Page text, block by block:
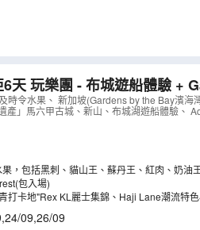
天 玩樂團 - 布城遊船體驗 +
館（AMMBX06VB）
時令水果、 新加坡(Gardens by the Bay濱海
」馬六甲古城、新山、布城湖遊船體驗、
，包括黑刺、貓山王、蘇丹王、紅肉、奶油
包入場)
熱點:莎羅馬行人天橋KL Saloma Link Bridge 、"文青打卡地"Rex KL麗士集錦、Haji Lane潮
,24/09,26/09